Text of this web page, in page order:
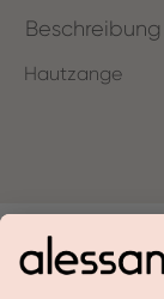
Beschreibung
Hautzange